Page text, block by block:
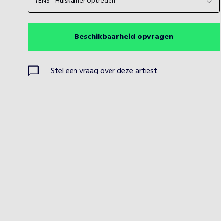
Beschikbaarheid opvragen
Stel een vraag over deze artiest